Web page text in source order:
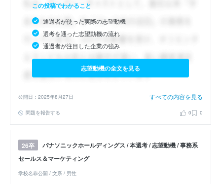
この投稿でわかること
通過者が使った実際の志望動機
選考を通った志望動機の流れ
通過者が注目した企業の強み
志望動機の全文を見る
公開日：2025年8月27日 すべての内容を見る
問題を報告する 0 0
26卒
パナソニックホールディングス / 本選考 / 志望動機 / 事務系
セールス＆マーケティング
学校名非公開 / 文系 / 男性